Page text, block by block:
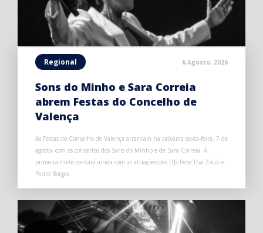
Regional 6 Agosto, 2026
Sons do Minho e Sara Correia
abrem Festas do Concelho de
Valença
As Festas do Concelho de Valença arrancam na próxima sexta-feira, 7 de
agosto, com os concertos dos Sons do Minho e de Sara Correia. A
primeira noite contará ainda com as atuações dos DJs Pete Tha Zouk e
Pedro Borges.